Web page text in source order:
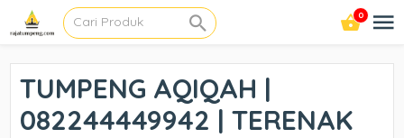
0
TUMPENG AQIQAH |
082244449942 | TERENAK